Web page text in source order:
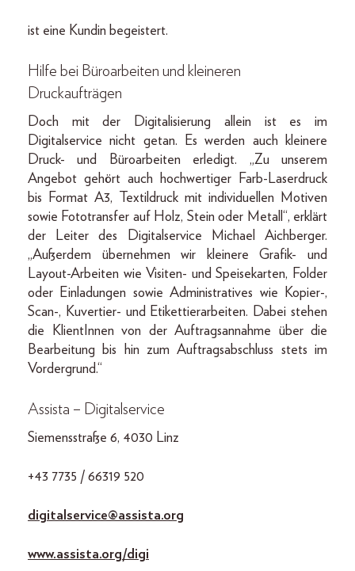
ist eine Kundin begeistert.
Hilfe bei Büroarbeiten und kleineren
Druckaufträgen
Doch mit der Digitalisierung allein ist es im
Digitalservice nicht getan. Es werden auch kleinere
Druck- und Büroarbeiten erledigt. „Zu unserem
Angebot gehört auch hochwertiger Farb-Laserdruck
bis Format A3, Textildruck mit individuellen Motiven
sowie Fototransfer auf Holz, Stein oder Metall“, erklärt
der Leiter des Digitalservice Michael Aichberger.
„Außerdem übernehmen wir kleinere Grafik- und
Layout-Arbeiten wie Visiten- und Speisekarten, Folder
oder Einladungen sowie Administratives wie Kopier-,
Scan-, Kuvertier- und Etikettierarbeiten. Dabei stehen
die KlientInnen von der Auftragsannahme über die
Bearbeitung bis hin zum Auftragsabschluss stets im
Vordergrund.“
Assista – Digitalservice
Siemensstraße 6, 4030 Linz
+43 7735 / 66319 520
digitalservice@assista.org
www.assista.org/digi